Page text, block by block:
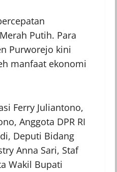
Putih. Para
Purworejo kini
manfaat ekonomi
Ferry Juliantono,
Anggota DPR RI
Deputi Bidang
Anna Sari, Staf
Wakil Bupati